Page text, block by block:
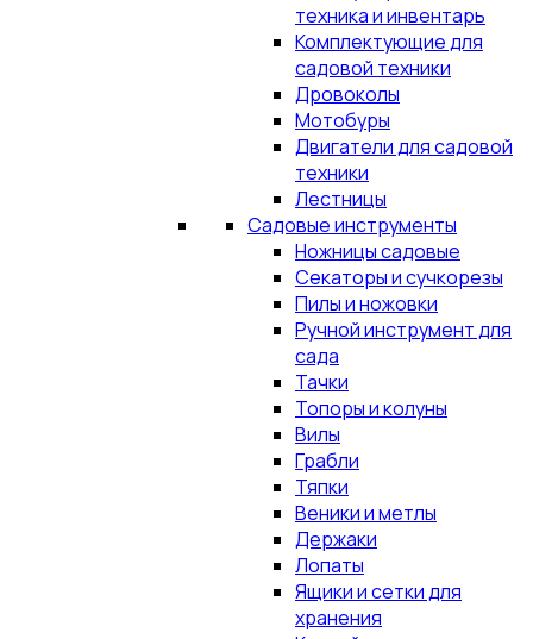
техника и инвентарь
Комплектующие для
садовой техники
Дровоколы
Мотобуры
Двигатели для садовой
техники
Лестницы
Садовые инструменты
Ножницы садовые
Секаторы и сучкорезы
Пилы и ножовки
Ручной инструмент для
сада
Тачки
Топоры и колуны
Вилы
Грабли
Тяпки
Веники и метлы
Держаки
Лопаты
Ящики и сетки для
хранения